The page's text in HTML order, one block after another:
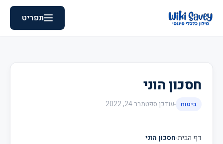
תפריט
חסכון הוני
ביטוח עודכן ספטמבר 24, 2022
דף הבית›חסכון הוני